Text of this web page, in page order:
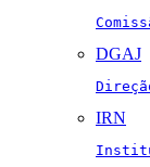
DGAJ
IRN